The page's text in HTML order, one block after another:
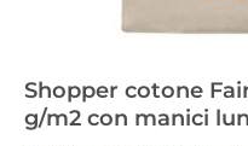
Shopper cotone
g/m2 con manici